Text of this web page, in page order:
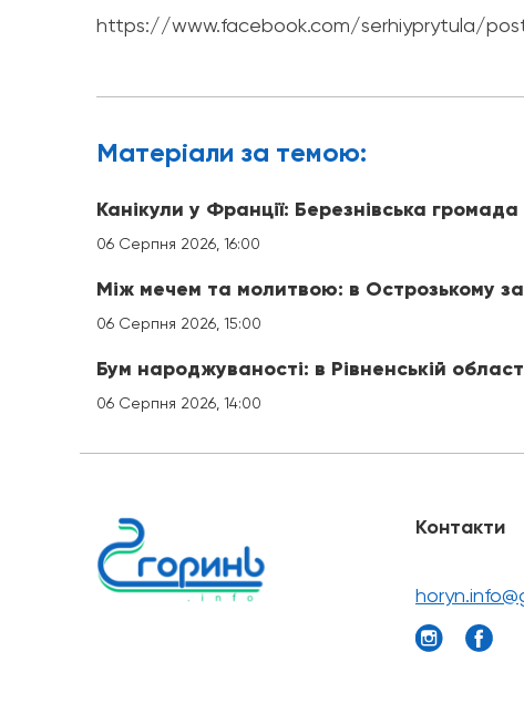
https://www.facebook.com/serhiyprytula/
Матерiали за темою:
Канікули у Франції: Березнівська
06 Серпня 2026, 16:00
Між мечем та молитвою: в Острозькому
06 Серпня 2026, 15:00
Бум народжуваності: в Рівненській
06 Серпня 2026, 14:00
Контакти